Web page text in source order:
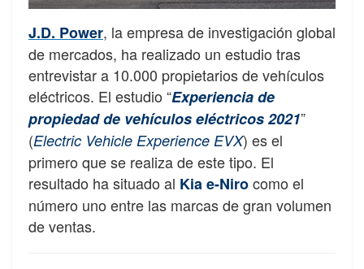
J.D. Power, la empresa de investigación global
de mercados, ha realizado un estudio tras
entrevistar a 10.000 propietarios de vehículos
eléctricos. El estudio “Experiencia de
propiedad de vehículos eléctricos 2021”
(Electric Vehicle Experience EVX) es el
primero que se realiza de este tipo. El
resultado ha situado al Kia e-Nirocomo el
número uno entre las marcas de gran volumen
de ventas.